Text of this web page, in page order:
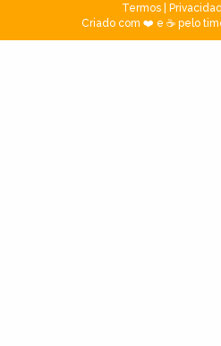
Termos|
Criado com ❤️ e ☕ pelo